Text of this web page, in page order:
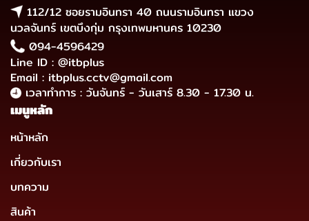
112/12 ซอยรามอินทรา 40 ถนนรามอินทรา แขวง
นวลจันทร์ เขตบึงกุ่ม กรุงเทพมหานคร 10230
094-4596429
Line ID : @itbplus
Email : itbplus.cctv@gmail.com
เวลาทำการ : วันจันทร์ - วันเสาร์ 8.30 - 17.30 น.
เมนูหลัก
หน้าหลัก
เกี่ยวกับเรา
บทความ
สินค้า